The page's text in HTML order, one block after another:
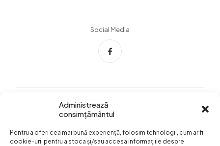
Administrează
consimțământul
Pentru a oferi cea mai bună experiență, folosim tehnologii, cum ar fi
cookie-uri, pentru a stoca și/sau accesa informațiile despre
Social Media
Termeni si conditii